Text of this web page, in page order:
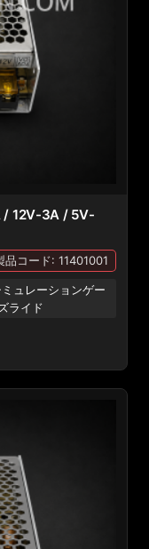
/ 12V-3A / 5V-
品コード: 11401001
ュレーションゲー
ライド